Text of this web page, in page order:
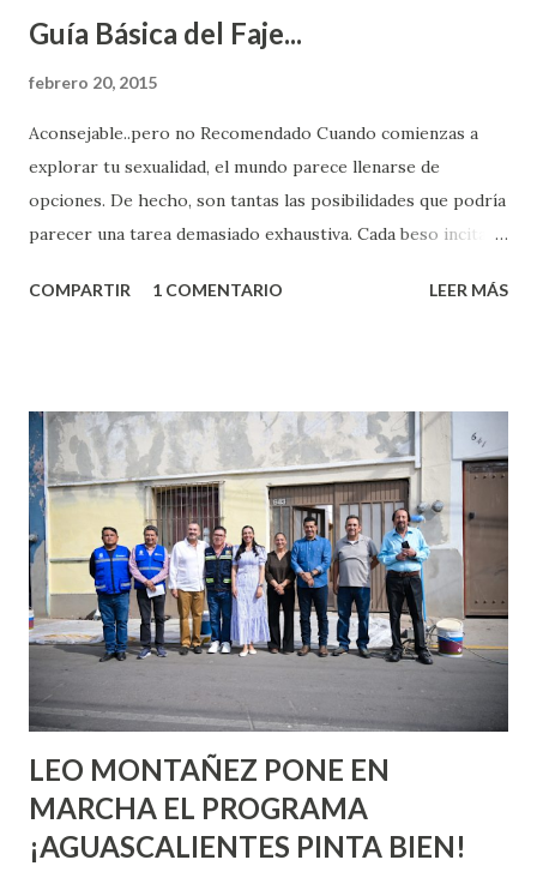
Guía Básica del Faje...
febrero 20, 2015
Aconsejable..pero no Recomendado Cuando comienzas a
explorar tu sexualidad, el mundo parece llenarse de
opciones. De hecho, son tantas las posibilidades que podría
parecer una tarea demasiado exhaustiva. Cada beso incita
partes de ti que jamás hubieras imaginado. El problema es
conoces ni la mitad de lo que deberías saber. Pero incluso
quienes ya han tenido relaciones sexuales no son expertos
o expertas en el tema. Siempre hay algo nuevo que
aprender y nuevas experiencias que conocer. Si eres una
chica y aún no has tenido relaciones sexuales, tal vez
pienses que el sexo será increíble y no puedas esperar para
experimentarlo, pero como cualquier persona con
experiencia te dirá, siempre es mejor cuando ambas partes
son suficientemen...
COMPARTIR 1 COMENTARIO LEER MÁS
LEO MONTAÑEZ PONE EN
MARCHA EL PROGRAMA
¡AGUASCALIENTES PINTA BIEN!